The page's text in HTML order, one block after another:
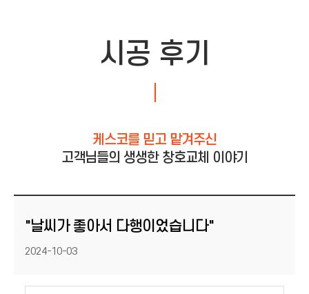
시공 후기
케스코를 믿고 맡겨주신
고객님들의 생생한 창호교체 이야기
"날씨가 좋아서 다행이었습니다"
등록일
2024-10-03